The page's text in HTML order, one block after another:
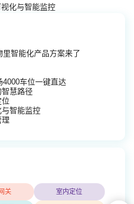
化与智能监控
智能化产品方案来了
车位一键直达
慧路径
智能监控
理
关 室内定位